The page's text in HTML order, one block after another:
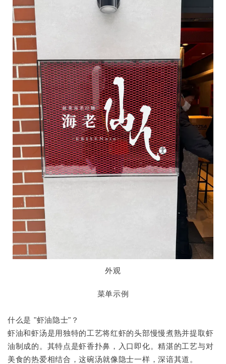
外观
菜单示例
什么是 "虾油隐士"？
虾油和虾汤是用独特的工艺将红虾的头部慢慢煮熟并提取虾
油制成的。其特点是虾香扑鼻，入口即化。精湛的工艺与对
美食的热爱相结合，这碗汤就像隐士一样，深谙其道。